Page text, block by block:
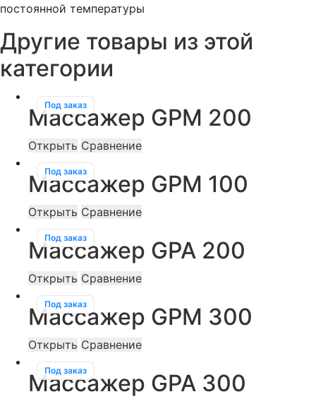
постоянной температуры
Другие товары из этой
категории
Под заказ
Массажер GPM 200
Открыть Сравнение
Под заказ
Массажер GPM 100
Открыть Сравнение
Под заказ
Массажер GPA 200
Открыть Сравнение
Под заказ
Массажер GPM 300
Открыть Сравнение
Под заказ
Массажер GPA 300